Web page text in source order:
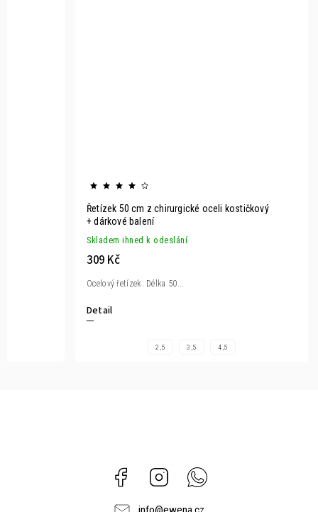
Řetízek 50 cm z chirurgické oceli kostičkový
+ dárkové balení
Skladem ihned k odeslání
309 Kč
Detail
Ocelový řetízek. Délka 50...
2,5 3,5 4,5
Facebook Instagram